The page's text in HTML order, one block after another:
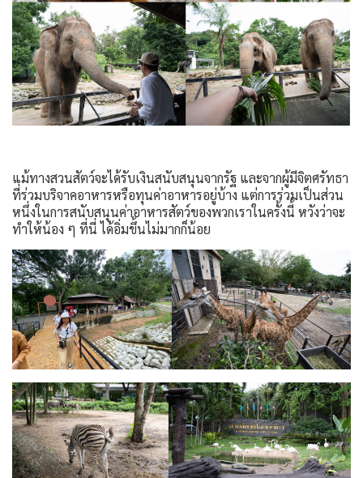
แม้ทางสวนสัตว์จะได้รับเงินสนับสนุนจากรัฐ และจากผู้มีจิตศรัทธา
ที่ร่วมบริจาคอาหารหรือทุนค่าอาหารอยู่บ้าง แต่การร่วมเป็นส่วน
หนึ่งในการสนับสนุนค่าอาหารสัตว์ของพวกเราในครั้งนี้ หวังว่าจะ
ทำให้น้อง ๆ ที่นี่ ได้อิ่มขึ้นไม่มากก็น้อย